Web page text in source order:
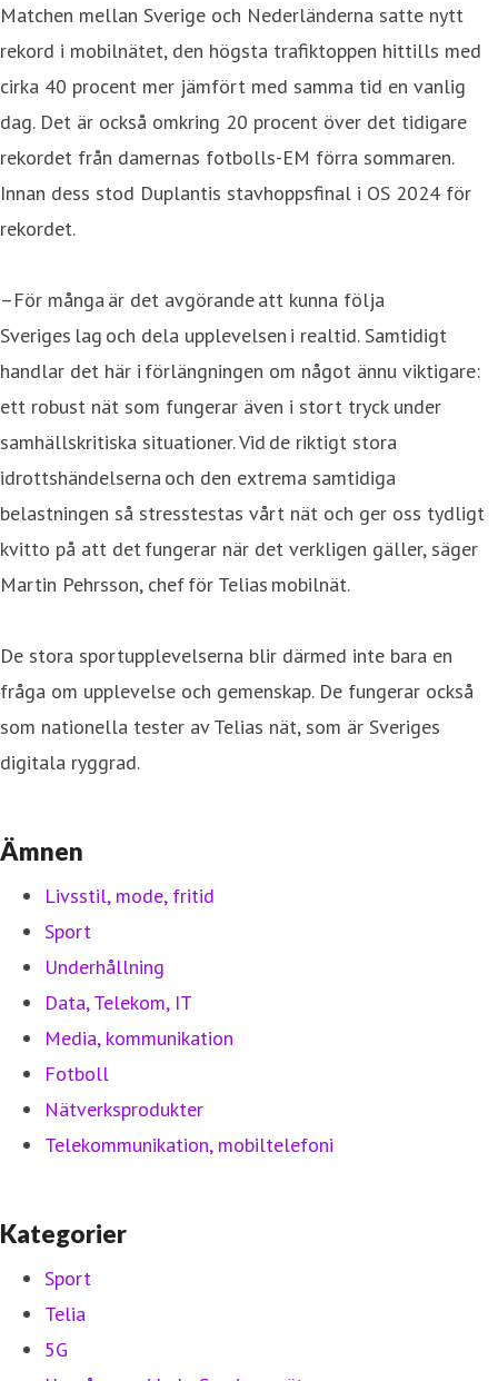
Matchen mellan Sverige och Nederländerna satte nytt
rekord i mobilnätet, den högsta trafiktoppen hittills med
cirka 40 procent mer jämfört med samma tid en vanlig
dag. Det är också omkring 20 procent över det tidigare
rekordet från damernas fotbolls-EM förra sommaren.
Innan dess stod Duplantis stavhoppsfinal i OS 2024 för
rekordet.
–För många är det avgörande att kunna följa
Sveriges lag och dela upplevelsen i realtid. Samtidigt
handlar det här i förlängningen om något ännu viktigare:
ett robust nät som fungerar även i stort tryck under
samhällskritiska situationer. Vid de riktigt stora
idrottshändelserna och den extrema samtidiga
belastningen så stresstestas vårt nät och ger oss tydligt
kvitto på att det fungerar när det verkligen gäller, säger
Martin Pehrsson, chef för Telias mobilnät.
De stora sportupplevelserna blir därmed inte bara en
fråga om upplevelse och gemenskap. De fungerar också
som nationella tester av Telias nät, som är Sveriges
digitala ryggrad.
Ämnen
Livsstil, mode, fritid
Sport
Underhållning
Data, Telekom, IT
Media, kommunikation
Fotboll
Nätverksprodukter
Telekommunikation, mobiltelefoni
Kategorier
Sport
Telia
5G